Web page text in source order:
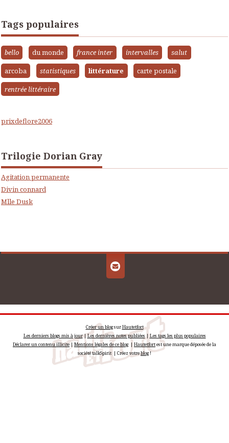
Tags populaires
bello du monde france inter intervalles
salut
arcoba
statistiques littérature
carte postale
rentrée littéraire
prixdeflore2006
Trilogie Dorian Gray
Agitation permanente
Divin connard
Mlle Dusk
Créer un blogsurHautetfort
Les derniers blogs mis à jour|Les dernières notes publiées |Les tags les plus populaires
Déclarer un contenu illicite| Mentions légales de ce blog| Hautetfortest une marque déposée de la
société talkSpirit | Créez votreblog!